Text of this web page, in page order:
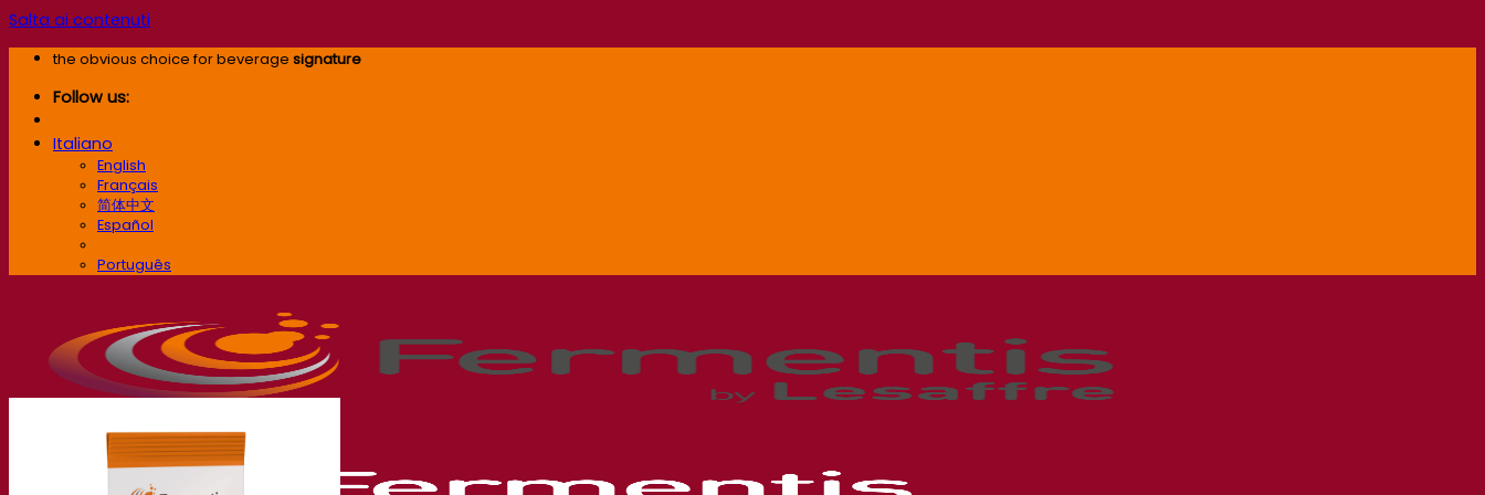
Salta ai contenuti
the obvious choice for beverage signature
Follow us:
Italiano
English
Français
简体中文
Español
Português